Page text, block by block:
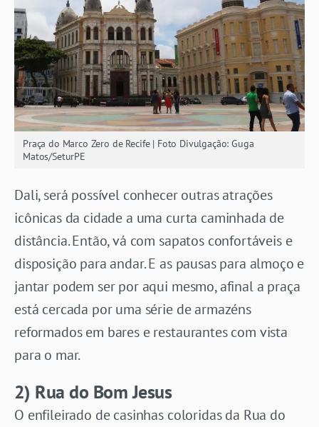
Praça do Marco Zero de Recife | Foto Divulgação: Guga
Matos/SeturPE
Dali, será possível conhecer outras atrações
icônicas da cidade a uma curta caminhada de
distância. Então, vá com sapatos confortáveis e
disposição para andar. E as pausas para almoço e
jantar podem ser por aqui mesmo, afinal a praça
está cercada por uma série de armazéns
reformados em bares e restaurantes com vista
para o mar.
2) Rua do Bom Jesus
O enfileirado de casinhas coloridas da Rua do